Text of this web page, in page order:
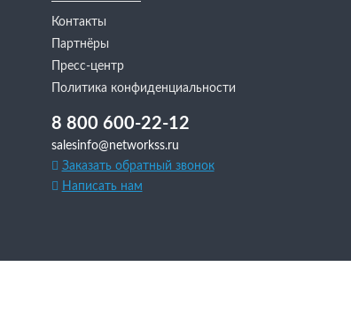
Контакты
Партнёры
Пресс-центр
Политика конфиденциальности
8 800 600-22-12
salesinfo@networkss.ru
Заказать обратный звонок
Написать нам